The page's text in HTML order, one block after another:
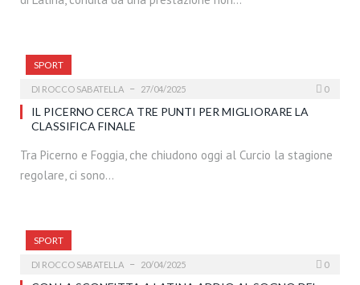
SPORT
DI ROCCO SABATELLA 27/04/2025 0
IL PICERNO CERCA TRE PUNTI PER MIGLIORARE LA
CLASSIFICA FINALE
Tra Picerno e Foggia, che chiudono oggi al Curcio la stagione
regolare, ci sono…
SPORT
DI ROCCO SABATELLA 20/04/2025 0